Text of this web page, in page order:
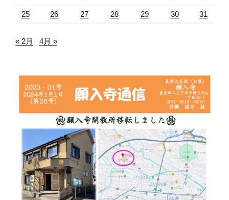
25 26 27 28 29 30 31
« 2月 4月 »